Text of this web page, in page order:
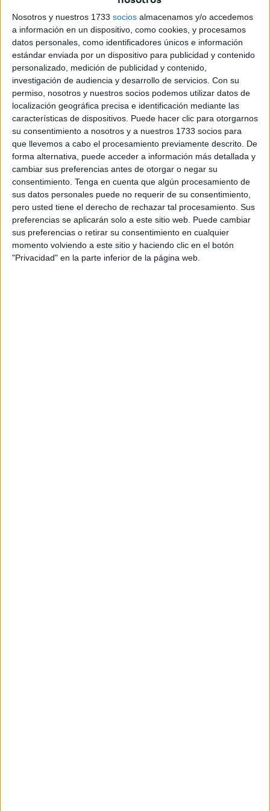
Nosotros y nuestros 1733 socios almacenamos y/o accedemos
a información en un dispositivo, como cookies, y procesamos
datos personales, como identificadores únicos e información
estándar enviada por un dispositivo para publicidad y contenido
personalizado, medición de publicidad y contenido,
investigación de audiencia y desarrollo de servicios. Con su
permiso, nosotros y nuestros socios podemos utilizar datos de
localización geográfica precisa e identificación mediante las
características de dispositivos. Puede hacer clic para otorgarnos
su consentimiento a nosotros y a nuestros 1733 socios para
que llevemos a cabo el procesamiento previamente descrito. De
forma alternativa, puede acceder a información más detallada y
cambiar sus preferencias antes de otorgar o negar su
consentimiento. Tenga en cuenta que algún procesamiento de
sus datos personales puede no requerir de su consentimiento,
pero usted tiene el derecho de rechazar tal procesamiento. Sus
preferencias se aplicarán solo a este sitio web. Puede cambiar
sus preferencias o retirar su consentimiento en cualquier
momento volviendo a este sitio y haciendo clic en el botón
"Privacidad" en la parte inferior de la página web.
que parece ser una simple instrucción para ayudar a un
conocido, también en Ceuta. El resultado: perder la
cuenta de WhatsApp.
LaPolicía Nacional ha lanzado una nueva advertencia a
través de sus redes sociales ante una estafacon la que
muchos no están familiarizados y que en principio no
genera sospecha alguna pues el mensaje es enviado por
uncontacto conocidoo al menos eso es lo que parece.